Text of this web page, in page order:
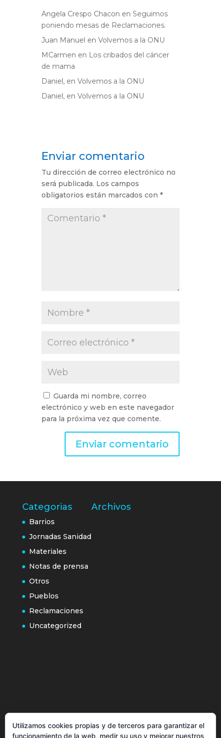
Angela Crespo Chacon en Seguimos
poniendo mesas de Reclamaciones.
Juan Manuel en Volvemos a la ONU
MCarmen en Los cribados del cáncer
de mama
Daniel, en Volvemos a la ONU
Daniel, en Volvemos a la ONU
Enviar comentario
Tu dirección de correo electrónico no
será publicada. Los campos
obligatorios están marcados con *
Guarda mi nombre, correo
electrónico y web en este navegador
para la próxima vez que comente.
Categorias
Barrios
Jornadas Sanidad
Materiales
Notas de prensa
Otros
Pueblos
Reclamaciones
Uncategorized
Archivos
Más información sobre las cookies
Utilizamos cookies propias y de terceros para garantizar el
funcionamiento de la web, medir su uso y mejorar nuestros